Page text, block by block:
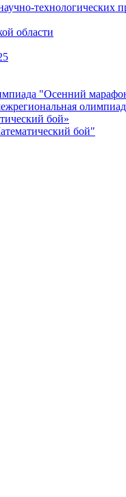
технологических
области
"Осенний
бой»
бой"